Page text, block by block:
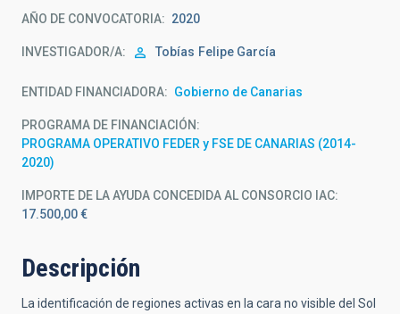
AÑO DE CONVOCATORIA 2020
INVESTIGADOR/A Tobías Felipe García
ENTIDAD FINANCIADORA Gobierno de Canarias
PROGRAMA DE FINANCIACIÓN
PROGRAMA OPERATIVO FEDER y FSE DE CANARIAS (2014-
2020)
IMPORTE DE LA AYUDA CONCEDIDA AL CONSORCIO IAC
17.500,00 €
Descripción
La identificación de regiones activas en la cara no visible del Sol